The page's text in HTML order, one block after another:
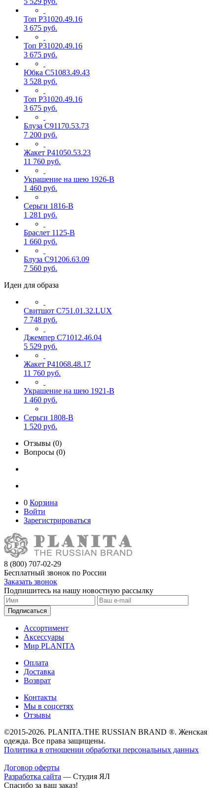
Топ Р31020.49.16
3 675 руб.
Топ Р31020.49.16
3 675 руб.
Юбка С51083.49.43
3 528 руб.
Топ Р31020.49.16
3 675 руб.
Блуза С91170.53.73
7 200 руб.
Жакет Р41050.53.23
11 760 руб.
Украшение на шею 1926-В
1 460 руб.
Серьги 1816-В
1 281 руб.
Браслет 1125-В
1 660 руб.
Блуза С91206.63.09
7 560 руб.
Идеи для образа
Свитшот С751.01.32.LUX
7 748 руб.
Джемпер С71012.46.04
5 529 руб.
Жакет Р41068.48.17
11 760 руб.
Украшение на шею 1921-В
1 460 руб.
Серьги 1808-В
1 520 руб.
Отзывы (0)
Вопросы (0)
0 Корзина
Войти
Зарегистрироваться
8 (800) 707-02-29
Бесплатный звонок по России
Заказать звонок
Подпишитесь на нашу новостную рассылку
Подписаться
Ассортимент
Аксессуары
Мир PLANITA
Оплата
Доставка
Возврат
Контакты
Мы в соцсетях
Отзывы
©2015-2026. PLANITA.THE RUSSIAN BRAND ®. Женская
одежда. Все права защищены.
Политика в отношении обработки персональных данных
Договор оферты
Разработка сайта — Студия ЯЛ
Спасибо за ваш заказ!